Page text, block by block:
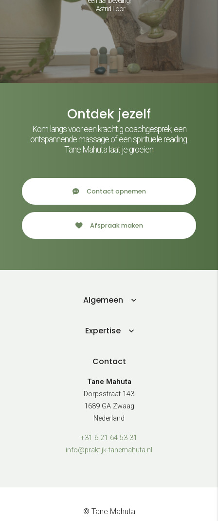
- Astrid Loor
Ontdek jezelf
Kom langs voor een krachtig coachgesprek, een
ontspannende massage of een spirituele reading.
Tane Mahuta laat je groeien.
Contact opnemen
Afspraak maken
Algemeen
Expertise
Contact
Tane Mahuta
Dorpsstraat 143
1689 GA Zwaag
Nederland
+31 6 21 64 53 31
info@praktijk-tanemahuta.nl
© Tane Mahuta